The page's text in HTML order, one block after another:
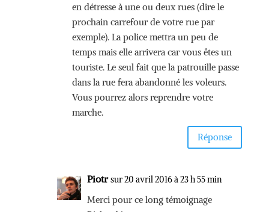
en détresse à une ou deux rues (dire le
prochain carrefour de votre rue par
exemple). La police mettra un peu de
temps mais elle arrivera car vous êtes un
touriste. Le seul fait que la patrouille passe
dans la rue fera abandonné les voleurs.
Vous pourrez alors reprendre votre
marche.
Réponse
Piotr sur 20 avril 2016 à 23 h 55 min
Merci pour ce long témoignage